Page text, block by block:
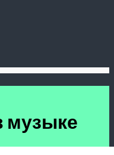
музыке